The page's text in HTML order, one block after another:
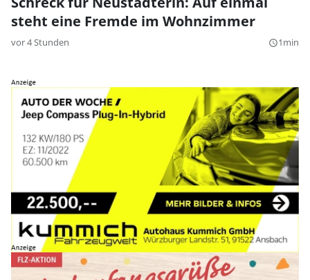
steht eine Fremde im Wohnzimmer
vor 4 Stunden query_builder1min